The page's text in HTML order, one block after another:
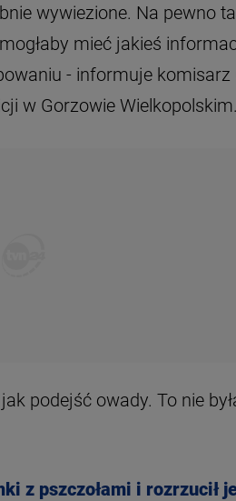
wywiezione. Na pewno
mieć jakieś
- informuje komisarz
w Gorzowie Wielkopolskim.
podejść owady. To nie
z pszczołami i rozrzucił